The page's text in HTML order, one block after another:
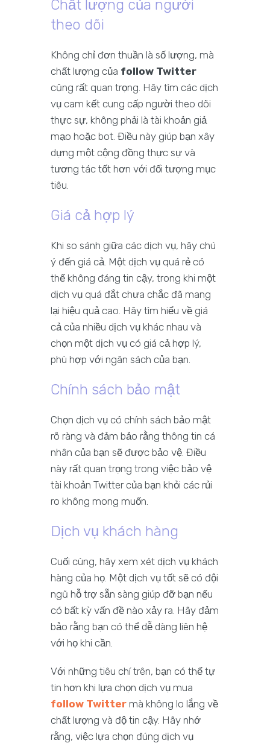
Chất lượng của người
theo dõi
Không chỉ đơn thuần là số lượng, mà
chất lượng của follow Twitter
cũng rất quan trọng. Hãy tìm các dịch
vụ cam kết cung cấp người theo dõi
thực sự, không phải là tài khoản giả
mạo hoặc bot. Điều này giúp bạn xây
dựng một cộng đồng thực sự và
tương tác tốt hơn với đối tượng mục
tiêu.
Giá cả hợp lý
Khi so sánh giữa các dịch vụ, hãy chú
ý đến giá cả. Một dịch vụ quá rẻ có
thể không đáng tin cậy, trong khi một
dịch vụ quá đắt chưa chắc đã mang
lại hiệu quả cao. Hãy tìm hiểu về giá
cả của nhiều dịch vụ khác nhau và
chọn một dịch vụ có giá cả hợp lý,
phù hợp với ngân sách của bạn.
Chính sách bảo mật
Chọn dịch vụ có chính sách bảo mật
rõ ràng và đảm bảo rằng thông tin cá
nhân của bạn sẽ được bảo vệ. Điều
này rất quan trọng trong việc bảo vệ
tài khoản Twitter của bạn khỏi các rủi
ro không mong muốn.
Dịch vụ khách hàng
Cuối cùng, hãy xem xét dịch vụ khách
hàng của họ. Một dịch vụ tốt sẽ có đội
ngũ hỗ trợ sẵn sàng giúp đỡ bạn nếu
có bất kỳ vấn đề nào xảy ra. Hãy đảm
bảo rằng bạn có thể dễ dàng liên hệ
với họ khi cần.
Với những tiêu chí trên, bạn có thể tự
tin hơn khi lựa chọn dịch vụ mua
follow Twitter mà không lo lắng về
chất lượng và độ tin cậy. Hãy nhớ
rằng, việc lựa chọn đúng dịch vụ